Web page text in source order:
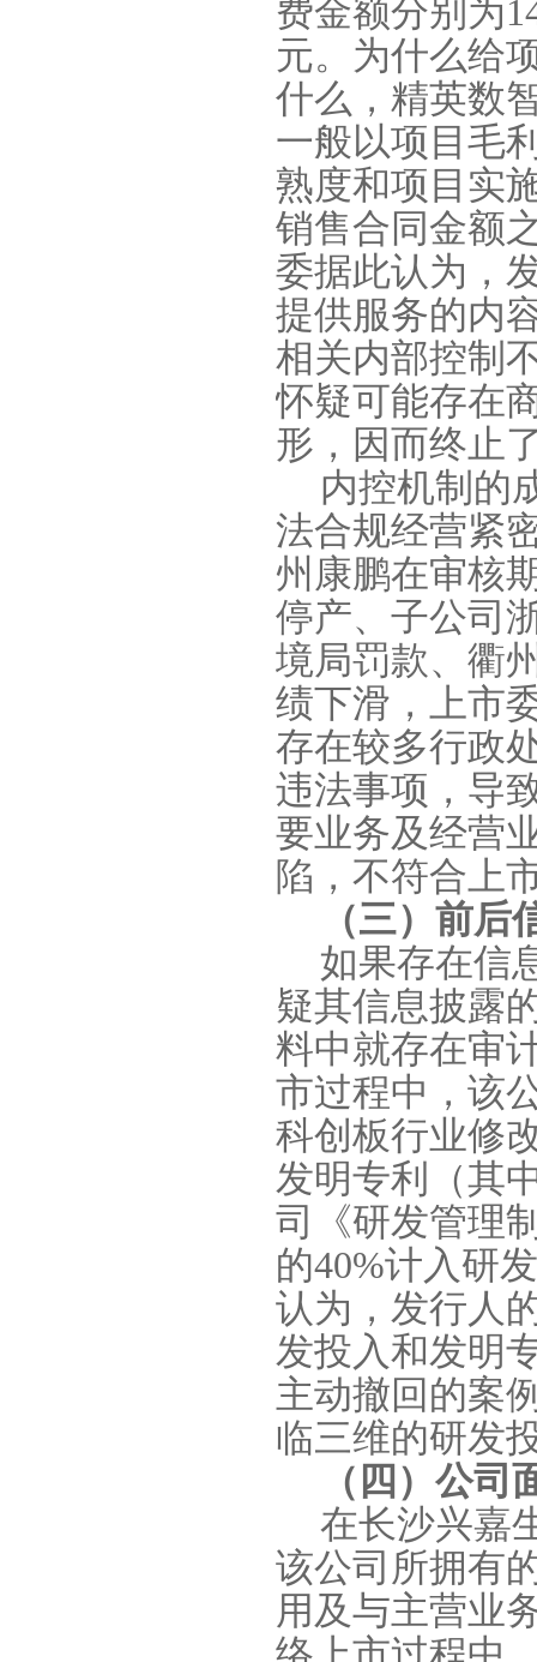
费金额分别为
元。为什么给
什么，精英数
一般以项目毛
熟度和项目实
销售合同金额
委据此认为，
提供服务的内
相关内部控制
怀疑可能存在
形，因而终止
内控机制的
法合规经营紧
州康鹏在审核
停产、子公司
境局罚款、衢
绩下滑，上市
存在较多行政
违法事项，导
要业务及经营
陷，不符合上
（三）前
如果存在信
疑其信息披露
料中就存在审
市过程中，该
科创板行业修
发明专利（其
司《研发管理
的40%计入研
认为，发行人
发投入和发明
主动撤回的案
临三维的研发
（四）公
在长沙兴嘉
该公司所拥有
用及与主营业